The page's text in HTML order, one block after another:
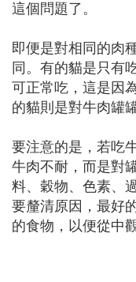
這個問題了。
即便是對相同的肉
同。有的貓是只有
可正常吃，這是因
的貓則是對牛肉罐
要注意的是，若吃
牛肉不耐，而是對
料、穀物、色素、
要釐清原因，最好
的食物，以便從中